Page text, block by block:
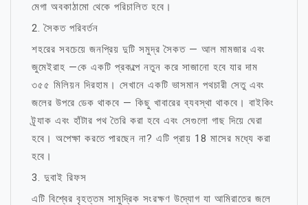
মেগা অবকাঠামো থেকে পরিচালিত হবে।
2. সৈকত পরিবর্তন
শহরের সবচেয়ে জনপ্রিয় দুটি সমুদ্র সৈকত — আল মামজার এবং
জুমেইরাহ —কে একটি প্রকল্পে নতুন করে সাজানো হবে যার দাম
৩৫৫ মিলিয়ন দিরহাম। সেখানে একটি ভাসমান পথচারী সেতু এবং
জলের উপরে ডেক থাকবে — কিছু খাবারের ব্যবস্থা থাকবে। বাইকিং
ট্র্যাক এবং হাঁটার পথ তৈরি করা হবে এবং সেগুলো গাছ দিয়ে ঘেরা
হবে। অপেক্ষা করতে পারছেন না? এটি প্রায় 18 মাসের মধ্যে করা
হবে।
3. দুবাই রিফস
এটি বিশ্বের বৃহত্তম সামুদ্রিক সংরক্ষণ উদ্যোগ যা আমিরাতের জলে